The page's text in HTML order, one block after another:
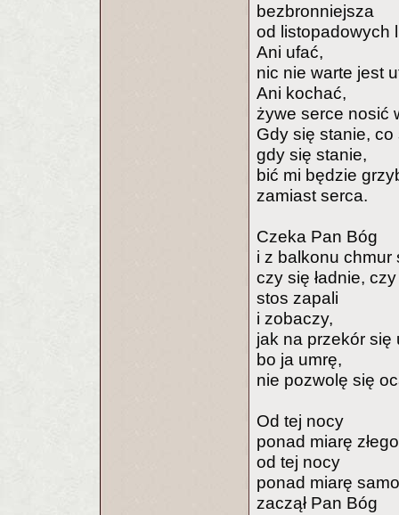
bezbronniejsza
od listopadowych
Ani ufać,
nic nie warte jest
Ani kochać,
żywe serce nosić
Gdy się stanie, co
gdy się stanie,
bić mi będzie
zamiast serca.
Czeka Pan Bóg
i z balkonu chmur
czy się ładnie,
stos zapali
i zobaczy,
jak na przekór się
bo ja umrę,
nie pozwolę się
Od tej nocy
ponad miarę
od tej nocy
ponad miarę
zaczął Pan Bóg